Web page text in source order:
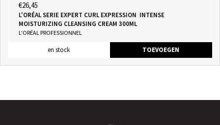
€26,45
L'ORÉAL SERIE EXPERT CURL EXPRESSION INTENSE
MOISTURIZING CLEANSING CREAM 300ML
L'ORÉAL PROFESSIONNEL
en stock TOEVOEGEN